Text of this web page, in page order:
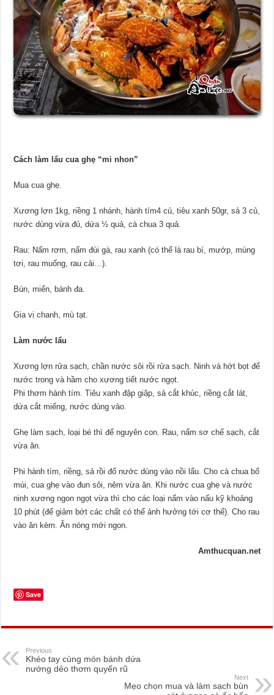
Cách làm lẩu cua ghẹ “mi nhon”
Mua cua ghẹ.
Xương lợn 1kg, riềng 1 nhánh, hành tím4 củ, tiêu xanh 50gr, sả 3 củ,
nước dùng vừa đủ, dứa ½ quả, cà chua 3 quả.
Rau: Nấm rơm, nấm đùi gà, rau xanh (có thể là rau bí, mướp, mùng
tơi, rau muống, rau cải…).
Bún, miến, bánh đa.
Gia vị chanh, mù tạt.
Làm nước lẩu
Xương lợn rửa sạch, chần nước sôi rồi rửa sạch. Ninh và hớt bọt để
nước trong và hầm cho xương tiết nước ngọt.
Phi thơm hành tím. Tiêu xanh đập giập, sả cắt khúc, riềng cắt lát,
dứa cắt miếng, nước dùng vào.
Ghẹ làm sạch, loại bé thì để nguyên con. Rau, nấm sơ chế sạch, cắt
vừa ăn.
Phi hành tím, riềng, sả rồi đổ nước dùng vào nồi lẩu. Cho cà chua bổ
múi, cua ghẹ vào đun sôi, nêm vừa ăn. Khi nước cua ghẹ và nước
ninh xương ngon ngọt vừa thì cho các loại nấm vào nấu kỹ khoảng
10 phút (để giảm bớt các chất có thể ảnh hưởng tới cơ thể). Cho rau
vào ăn kèm. Ăn nóng mới ngon.
Amthucquan.net
Save
Previous
Khéo tay cùng món bánh dứa
nướng dẻo thơm quyến rũ
Next
Mẹo chọn mua và làm sạch bùn